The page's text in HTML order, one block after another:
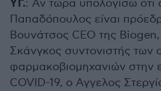
ΥΓ.: Αν τώρα υπολογίσω ότι
Παπαδόπουλος είναι
Βουνάτσος CEO της
Σκάνγκος συντονιστής των
φαρμακοβιομηχανιών στην
COVID-19, ο Αγγελος